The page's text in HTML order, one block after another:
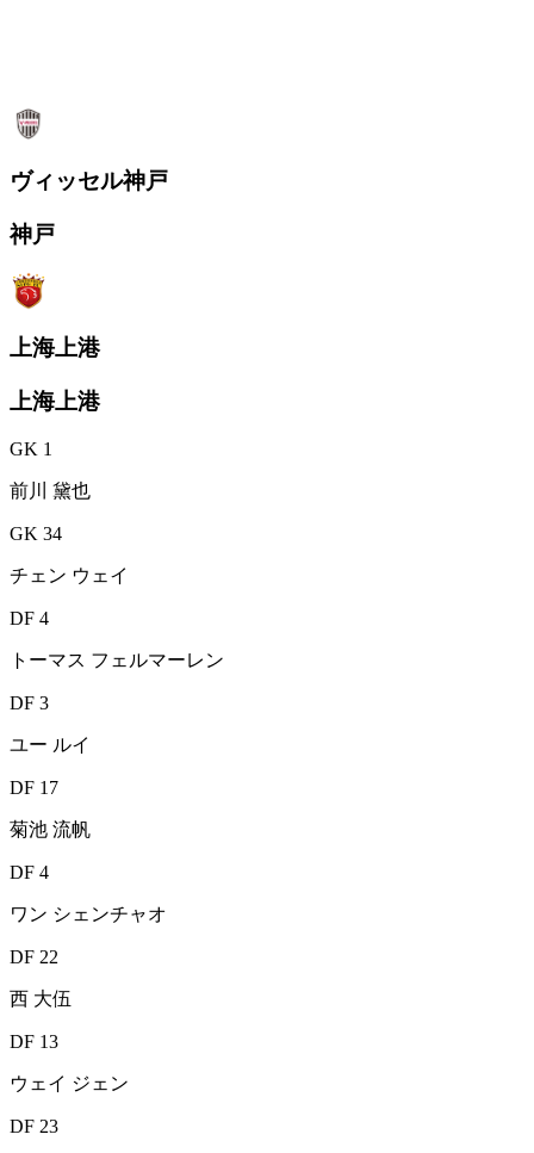
ヴィッセル神戸
神戸
上海上港
上海上港
GK 1
前川 黛也
GK 34
チェン ウェイ
DF 4
トーマス フェルマーレン
DF 3
ユー ルイ
DF 17
菊池 流帆
DF 4
ワン シェンチャオ
DF 22
西 大伍
DF 13
ウェイ ジェン
DF 23